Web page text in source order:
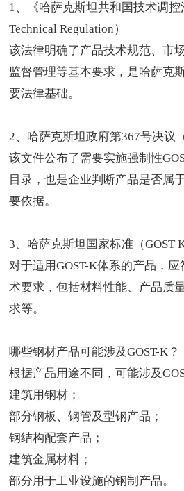
1、《哈萨克斯坦共和国技术调控
Technical Regulation）
该法律明确了产品技术规范、市
监督管理等基本要求，是哈萨克
要法律基础。
2、哈萨克斯坦政府第367号决议
该文件公布了需要实施强制性
目录，也是企业判断产品是否属
要依据。
3、哈萨克斯坦国家标准（GOST K
对于适用GOST-K体系的产品，
术要求，包括材料性能、产品质
求等。
哪些钢材产品可能涉及GOST-K？
根据产品用途不同，可能涉及
建筑用钢材；
部分钢板、钢管及型钢产品；
钢结构配套产品；
建筑金属材料；
部分用于工业设施的钢制产品。